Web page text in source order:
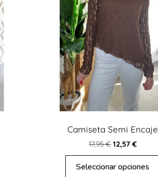
Camiseta Semi Encaje
17,95€ 12,57€
Seleccionar opciones